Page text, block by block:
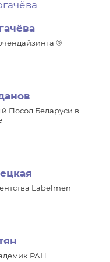
®
Посол Беларуси в
Labelmen
РАН